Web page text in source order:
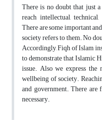
There is no doubt that just
reach intellectual,
There are some important
society refers to them. No
Accordingly, Fiqh of Islam
to demonstrate that Islamic
issue. Also we express
wellbeing of society.
and government. There
necessary.